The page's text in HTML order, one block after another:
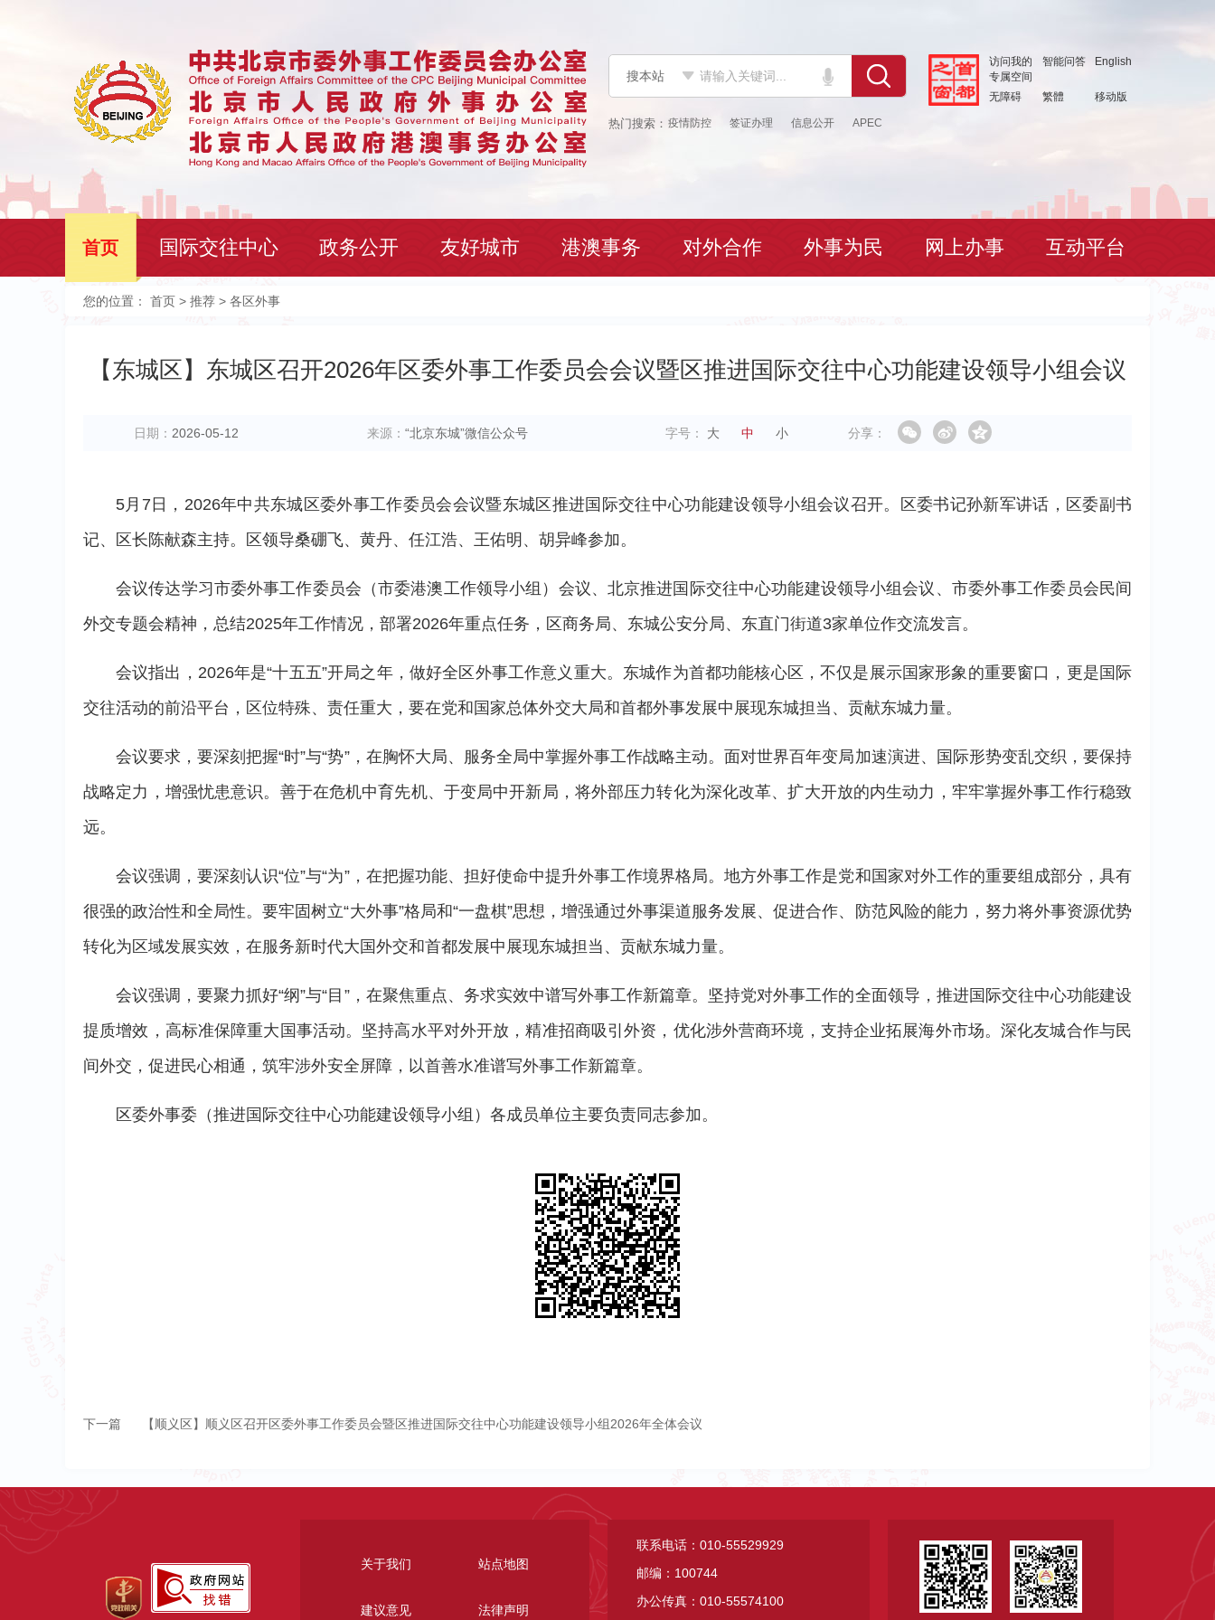
搜本站
疫情防控 签证办理 信息公开 APEC
访问我的
专属空间
智能问答 English
无障碍 繁體 移动版
首页 国际交往中心 政务公开 友好城市 港澳事务 对外合作 外事为民 网上办事 互动平台
您的位置： 首页 > 推荐 > 各区外事
【东城区】东城区召开2026年区委外事工作委员会会议暨区推进国际交往中心功能建设领导小组会议
日期： 2026-05-12 来源： “北京东城”微信公众号 字号： 大 中 小 分享：
5月7日，2026年中共东城区委外事工作委员会会议暨东城区推进国际交往中心功能建设领导小组会议召开。区委书记孙新军讲话，区委副书
记、区长陈献森主持。区领导桑硼飞、黄丹、任江浩、王佑明、胡异峰参加。
会议传达学习市委外事工作委员会（市委港澳工作领导小组）会议、北京推进国际交往中心功能建设领导小组会议、市委外事工作委员会民间
外交专题会精神，总结2025年工作情况，部署2026年重点任务，区商务局、东城公安分局、东直门街道3家单位作交流发言。
会议指出，2026年是“十五五”开局之年，做好全区外事工作意义重大。东城作为首都功能核心区，不仅是展示国家形象的重要窗口，更是国际
交往活动的前沿平台，区位特殊、责任重大，要在党和国家总体外交大局和首都外事发展中展现东城担当、贡献东城力量。
会议要求，要深刻把握“时”与“势”，在胸怀大局、服务全局中掌握外事工作战略主动。面对世界百年变局加速演进、国际形势变乱交织，要保持
战略定力，增强忧患意识。善于在危机中育先机、于变局中开新局，将外部压力转化为深化改革、扩大开放的内生动力，牢牢掌握外事工作行稳致
远。
会议强调，要深刻认识“位”与“为”，在把握功能、担好使命中提升外事工作境界格局。地方外事工作是党和国家对外工作的重要组成部分，具有
很强的政治性和全局性。要牢固树立“大外事”格局和“一盘棋”思想，增强通过外事渠道服务发展、促进合作、防范风险的能力，努力将外事资源优势
转化为区域发展实效，在服务新时代大国外交和首都发展中展现东城担当、贡献东城力量。
会议强调，要聚力抓好“纲”与“目”，在聚焦重点、务求实效中谱写外事工作新篇章。坚持党对外事工作的全面领导，推进国际交往中心功能建设
提质增效，高标准保障重大国事活动。坚持高水平对外开放，精准招商吸引外资，优化涉外营商环境，支持企业拓展海外市场。深化友城合作与民
间外交，促进民心相通，筑牢涉外安全屏障，以首善水准谱写外事工作新篇章。
区委外事委（推进国际交往中心功能建设领导小组）各成员单位主要负责同志参加。
下一篇 【顺义区】顺义区召开区委外事工作委员会暨区推进国际交往中心功能建设领导小组2026年全体会议
关于我们 站点地图
建议意见 法律声明
联系电话：010-55529929
邮编：100744
办公传真：010-55574100